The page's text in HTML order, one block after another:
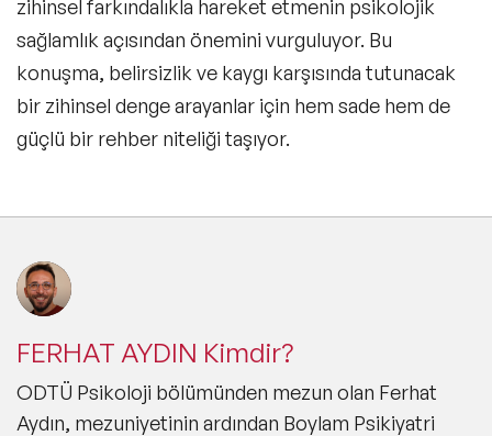
zihinsel farkındalıkla hareket etmenin psikolojik
sağlamlık açısından önemini vurguluyor. Bu
konuşma, belirsizlik ve kaygı karşısında tutunacak
bir zihinsel denge arayanlar için hem sade hem de
güçlü bir rehber niteliği taşıyor.
FERHAT AYDIN Kimdir?
ODTÜ Psikoloji bölümünden mezun olan Ferhat
Aydın, mezuniyetinin ardından Boylam Psikiyatri